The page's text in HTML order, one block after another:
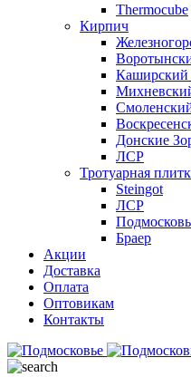
Thermocube
Кирпич
Донские
ЛСР
Тротуарная
Steingot
ЛСР
Браер
Акции
Доставка
Оплата
Оптовикам
Контакты